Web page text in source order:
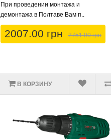
При проведении монтажа и
демонтажа в Полтаве Вам п..
2007.00 грн 2751.00 грн
В КОРЗИНУ